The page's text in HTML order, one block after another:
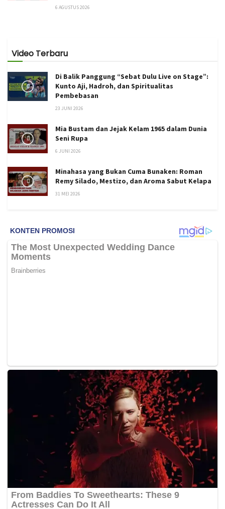
6 AGUSTUS 2026
Video Terbaru
Di Balik Panggung “Sebat Dulu Live on Stage”:
Kunto Aji, Hadroh, dan Spiritualitas
Pembebasan
23 JUNI 2026
Mia Bustam dan Jejak Kelam 1965 dalam Dunia
Seni Rupa
6 JUNI 2026
Minahasa yang Bukan Cuma Bunaken: Roman
Remy Silado, Mestizo, dan Aroma Sabut Kelapa
31 MEI 2026